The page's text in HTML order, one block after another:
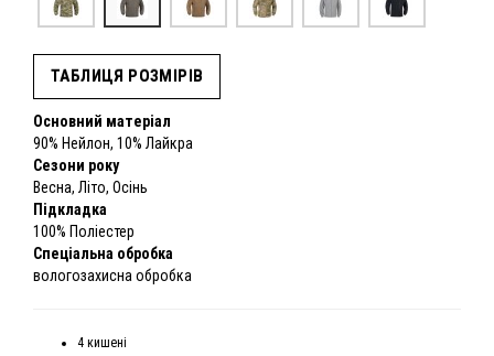
ТАБЛИЦЯ РОЗМІРІВ
Основний матеріал
90% Нейлон, 10% Лайкра
Сезони року
Весна, Літо, Осінь
Підкладка
100% Поліестер
Спеціальна обробка
вологозахисна обробка
4 кишені